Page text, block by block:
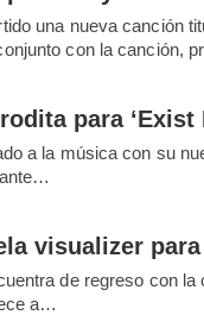
una nueva canción
con la canción,
para ‘Exist
a la música con su
visualizer para
de regreso con la
a…